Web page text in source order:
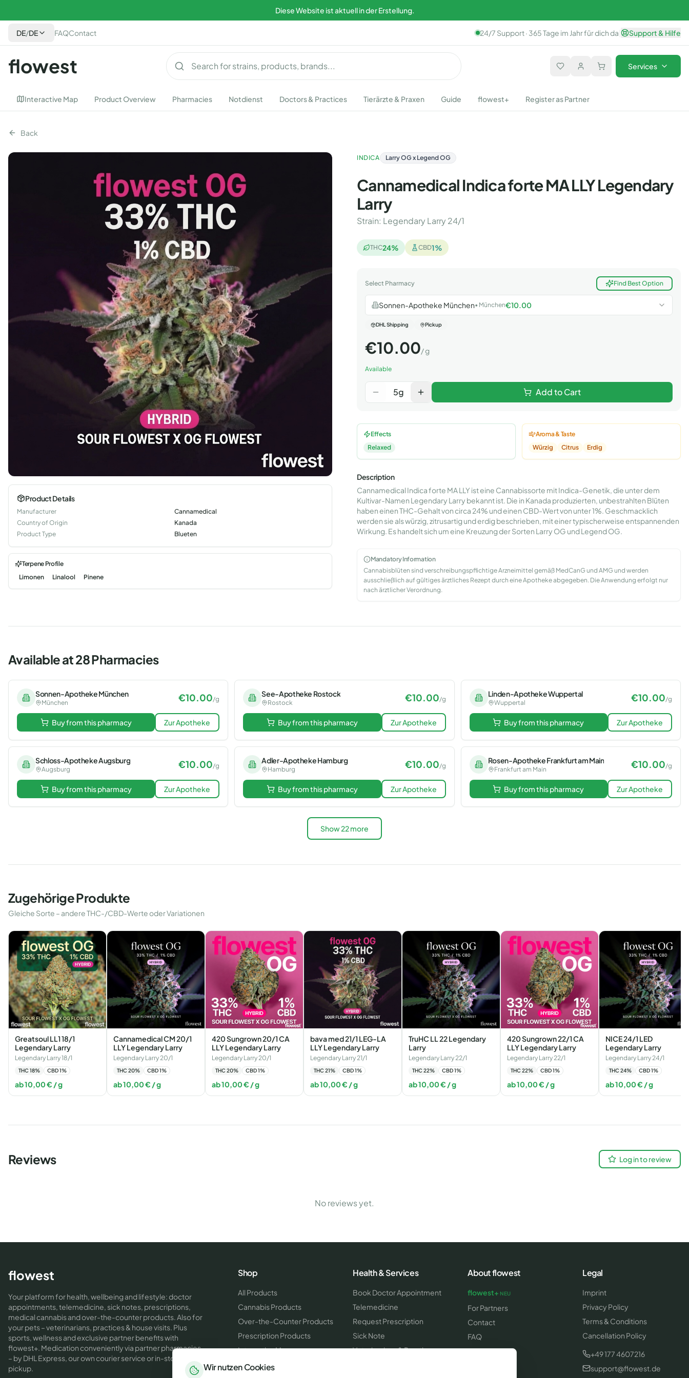
Wir nutzen Cookies
Diese Website ist aktuell in der Erstellung.
DE/DE FAQContact 24/7 Support · 365 Tage im Jahr für dich da Support & Hilfe
flowest Services
Interactive Map Product Overview Pharmacies Notdienst Doctors & Practices Tierärzte & Praxen Guide flowest+ Register as Partner
Back
Product Details
Manufacturer
Cannamedical
Country of Origin
Kanada
Product Type
Blueten
Terpene Profile
Limonen
Linalool Pinene
INDICA Larry OG x Legend OG
Cannamedical Indica forte MA LLY Legendary
Larry
Strain: Legendary Larry 24/1
THC24% CBD1%
Select Pharmacy Find Best Option
Sonnen-Apotheke München• München€10.00
DHL Shipping Pickup
€10.00/g
Available
5g Add to Cart
Effects
Relaxed
Aroma & Taste
Würzig
Citrus Erdig
Description
Cannamedical Indica forte MA LLY ist eine Cannabissorte mit Indica-Genetik, die unter dem
Kultivar-Namen Legendary Larry bekannt ist. Die in Kanada produzierten, unbestrahlten Blüten
haben einen THC-Gehalt von circa 24% und einen CBD-Wert von unter 1%. Geschmacklich
werden sie als würzig, zitrusartig und erdig beschrieben, mit einer typischerweise entspannenden
Wirkung. Es handelt sich um eine Kreuzung der Sorten Larry OG und Legend OG.
Mandatory Information
Cannabisblüten sind verschreibungspflichtige Arzneimittel gemäß MedCanG und AMG und werden
ausschließlich auf gültiges ärztliches Rezept durch eine Apotheke abgegeben. Die Anwendung erfolgt nur
nach ärztlicher Verordnung.
Available at 28 Pharmacies
Sonnen-Apotheke München
München €10.00/g
Buy from this pharmacy Zur Apotheke
See-Apotheke Rostock
Rostock €10.00/g
Buy from this pharmacy Zur Apotheke
Linden-Apotheke Wuppertal
Wuppertal €10.00/g
Buy from this pharmacy Zur Apotheke
Schloss-Apotheke Augsburg
Augsburg €10.00/g
Buy from this pharmacy Zur Apotheke
Adler-Apotheke Hamburg
Hamburg €10.00/g
Buy from this pharmacy Zur Apotheke
Rosen-Apotheke Frankfurt am Main
Frankfurt am Main €10.00/g
Buy from this pharmacy Zur Apotheke
Show 22 more
Zugehörige Produkte
Gleiche Sorte – andere THC-/CBD-Werte oder Variationen
Greatsoul LL1 18/1
Legendary Larry
Legendary Larry 18/1
THC 18% CBD1%
ab10,00€ / g
Cannamedical CM 20/1
LLY Legendary Larry
Legendary Larry 20/1
THC 20% CBD1%
ab10,00€ / g
420 Sungrown 20/1 CA
LLY Legendary Larry
Legendary Larry 20/1
THC 20% CBD1%
ab10,00€ / g
bava med 21/1 LEG-LA
LLY Legendary Larry
Legendary Larry 21/1
THC 21% CBD1%
ab10,00€ / g
TruHC LL 22 Legendary
Larry
Legendary Larry 22/1
THC 22% CBD1%
ab10,00€ / g
420 Sungrown 22/1 CA
LLY Legendary Larry
Legendary Larry 22/1
THC 22% CBD1%
ab10,00€ / g
NICE 24/1 LED
Legendary Larry
Legendary Larry 24/1
THC 24% CBD1%
ab10,00€ / g
Reviews Log in to review
No reviews yet.
flowest
Your platform for health, wellbeing and lifestyle: doctor
appointments, telemedicine, sick notes, prescriptions,
medical cannabis and over-the-counter products. Also for
your pets – veterinarians, practices & house visits. Plus
sports, wellness and exclusive partner benefits with
flowest+. Medication conveniently via partner pharmacies
– by DHL Express, our own courier service or in-store
pickup.
Shop
All Products
Cannabis Products
Over-the-Counter Products
Prescription Products
Interactive Map
Health & Services
Book Doctor Appointment
Telemedicine
Request Prescription
Sick Note
Veterinarians & Practices
About flowest
flowest+ NEU
For Partners
Contact
FAQ
Report Error
Legal
Imprint
Privacy Policy
Terms & Conditions
Cancellation Policy
+49 177 4607216
support@flowest.de